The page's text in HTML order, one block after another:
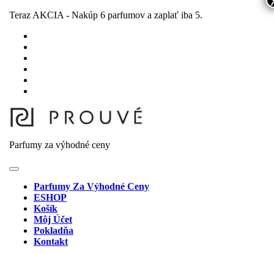
Skip
content
Skip
content
Teraz AKCIA - Nakúp 6 parfumov a zaplať iba 5.
Parfumy za výhodné ceny
Open
ButtonParfumy Za Výhodné Ceny
ESHOP
Košík
Môj Účet
Pokladňa
Kontakt